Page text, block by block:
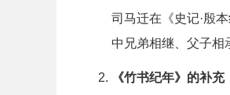
司马迁在《史记·殷
中兄弟相继、父子相
《竹书纪年》的补充